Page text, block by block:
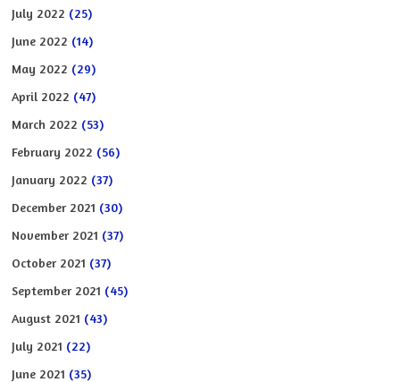
July 2022 (25)
June 2022 (14)
May 2022 (29)
April 2022 (47)
March 2022 (53)
February 2022 (56)
January 2022 (37)
December 2021 (30)
November 2021 (37)
October 2021 (37)
September 2021 (45)
August 2021 (43)
July 2021 (22)
June 2021 (35)